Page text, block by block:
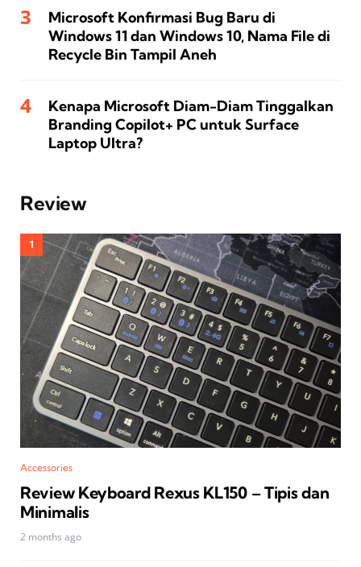
Microsoft Konfirmasi Bug Baru di
Windows 11 dan Windows 10, Nama File di
Recycle Bin Tampil Aneh
Kenapa Microsoft Diam-Diam Tinggalkan
Branding Copilot+ PC untuk Surface
Laptop Ultra?
Review
Accessories
Review Keyboard Rexus KL150 – Tipis dan
Minimalis
2 months ago